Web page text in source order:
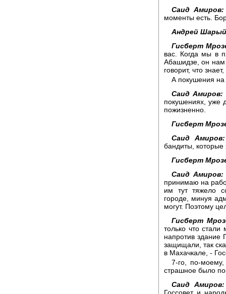
Саид Амиров:
моменты есть.
Андрей
Гисберт
вас. Когда мы в
Абашидзе, он нам
говорит, что
А покушения на
Саид Амиров:
покушениях, уже
пожизненно.
Гисберт
Саид Амиров:
бандиты, которые
Гисберт
Саид Амиров:
принимаю на
им тут тяжело
городе, минуя
могут. Поэтому
Гисберт
только что
напротив здание
защищали, так
в Махачкале, -
7-го, по-
страшное было
Саид Амиров:
Госсовет и